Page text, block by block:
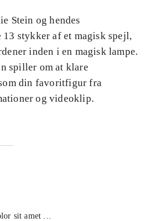
Stein og hendes
stykker af et magisk spejl,
inden i en magisk lampe.
spiller om at klare
din favoritfigur fra
og videoklip.
sit amet ...